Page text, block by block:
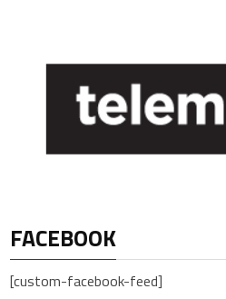
FACEBOOK
[custom-facebook-feed]